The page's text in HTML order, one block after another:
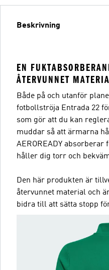
Beskrivning
EN
ÅTERVUNNET
Både på och utanför
fotbollströja Entrada 22
som gör att du kan
muddar så att ärmarna
AEROREADY
håller dig torr och
Den här produkten är
återvunnet material och
bidra till att sätta stopp